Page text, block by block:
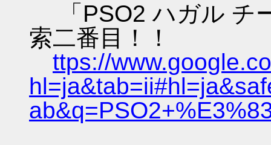
「PSO2 ハガル チ
索二番目！！
ttps://